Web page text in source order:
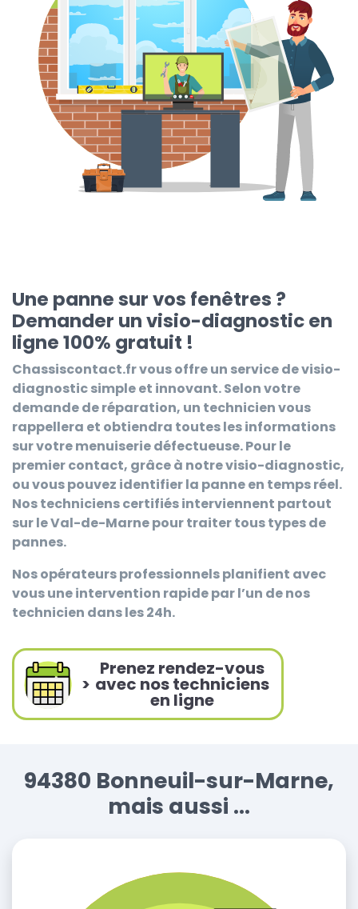
Une panne sur vos fenêtres ?
Demander un visio-diagnostic en
ligne 100% gratuit !
Chassiscontact.frvous offre un service de visio-
diagnostic simple et innovant. Selon votre
demande de réparation, un technicien vous
rappellera et obtiendra toutes les informations
sur votre menuiserie défectueuse. Pour le
premier contact, grâce à notre visio-diagnostic,
ou vous pouvez identifier la panne en temps réel.
Nos techniciens certifiés interviennent partout
sur le Val-de-Marne pour traiter tous types de
pannes.
Nos opérateurs professionnels planifient avec
vous une intervention rapide par l’un de nos
technicien dans les 24h.
>
Prenez rendez-vous
avec nos techniciens
en ligne
94380 Bonneuil-sur-Marne,
mais aussi ...